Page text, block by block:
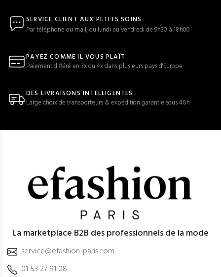
SERVICE CLIENT AUX PETITS SOINS
Par téléphone ou mail, du lundi au vendredi de 9h30 à 18h00
PAYEZ COMME IL VOUS PLAÎT
Paiement différé en 3x ou 4x dans plusieurs pays d'Europe
DES LIVRAISONS INTELLIGENTES
Large choix de transporteurs & expédition garantie sous 48h
La marketplace B2B des professionnels de la mode
service@efashion-paris.com
01 53 27 91 08